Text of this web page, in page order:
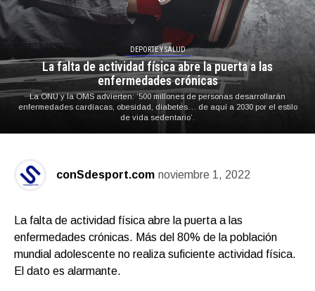
DEPORTE Y SALUD
La falta de actividad física abre la puerta a las
enfermedades crónicas
La ONU y la OMS advierten: ‘500 millones de personas desarrollarán
enfermedades cardíacas, obesidad, diabetes… de aquí a 2030 por el estilo
de vida sedentario’.
conSdesport.com noviembre 1, 2022
La falta de actividad física abre la puerta a las
enfermedades crónicas. Más del 80% de la población
mundial adolescente no realiza suficiente actividad física.
El dato es alarmante.